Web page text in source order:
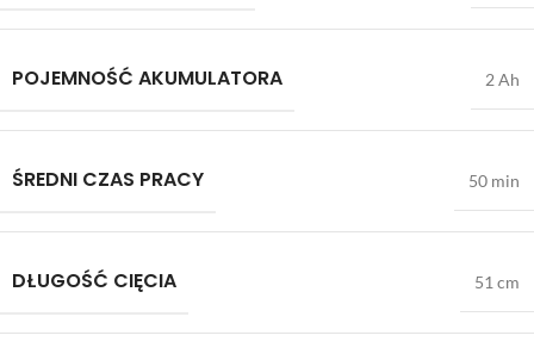
POJEMNOŚĆ AKUMULATORA 2 Ah
ŚREDNI CZAS PRACY 50 min
DŁUGOŚĆ CIĘCIA 51 cm